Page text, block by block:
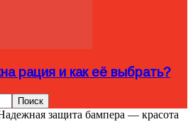
рация и как её выбрать?
защита бампера — красота